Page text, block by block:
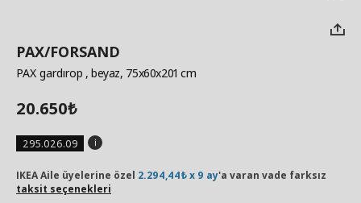
PAX/FORSAND
PAX gardırop , beyaz, 75x60x201 cm
20.650₺
295.026.09
IKEA Aile üyelerine özel 2.294,44₺ x 9 ay'a varan vade farksız
taksit seçenekleri